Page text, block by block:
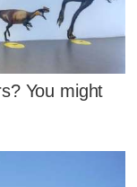
You might